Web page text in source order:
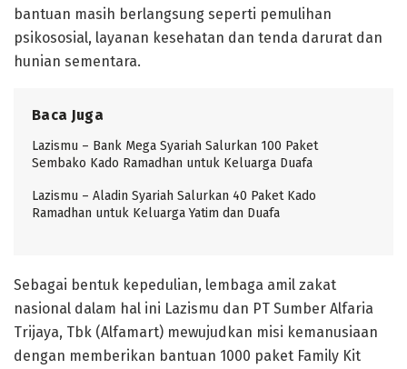
bantuan masih berlangsung seperti pemulihan
psikososial, layanan kesehatan dan tenda darurat dan
hunian sementara.
Baca Juga
Lazismu – Bank Mega Syariah Salurkan 100 Paket
Sembako Kado Ramadhan untuk Keluarga Duafa
Lazismu – Aladin Syariah Salurkan 40 Paket Kado
Ramadhan untuk Keluarga Yatim dan Duafa
Sebagai bentuk kepedulian, lembaga amil zakat
nasional dalam hal ini Lazismu dan PT Sumber Alfaria
Trijaya, Tbk (Alfamart) mewujudkan misi kemanusiaan
dengan memberikan bantuan 1000 paket Family Kit